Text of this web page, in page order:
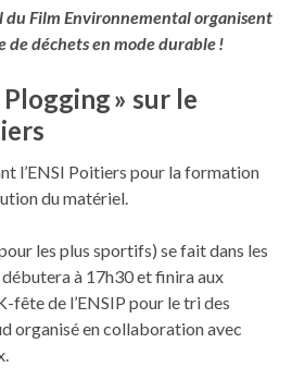
du Film Environnemental organisent
de déchets en mode durable !
» sur le
l’ENSI Poitiers pour la formation
du matériel.
les plus sportifs) se fait dans les
à 17h30 et finira aux
fête de l’ENSIP pour le tri des
organisé en collaboration avec